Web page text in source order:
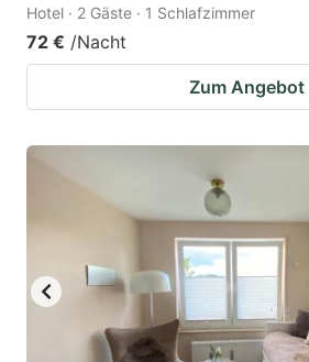
Hotel · 2 Gäste · 1 Schlafzimmer
72 € /Nacht
Zum Angebot